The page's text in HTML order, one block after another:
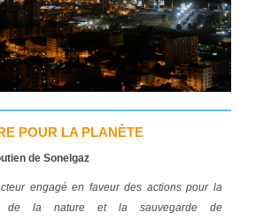
POUR LA PLANÈTE
de Sonelgaz
engagé en faveur des actions pour la
de la nature et la sauvegarde de